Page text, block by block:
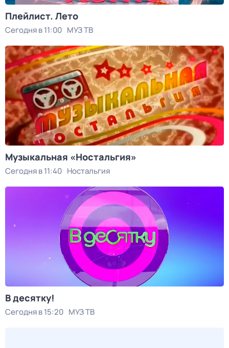
Плейлист. Лето
Сегодня в 11:00 МУЗ ТВ
Музыкальная «Ностальгия»
Сегодня в 11:40 Ностальгия
В десятку!
Сегодня в 15:20 МУЗ ТВ